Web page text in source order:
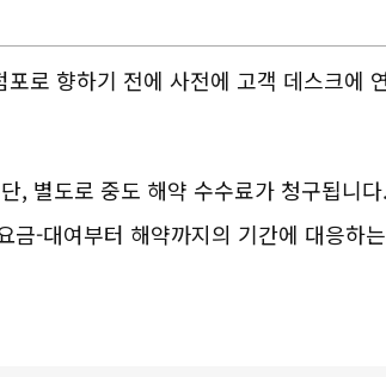
로 향하기 전에 사전에 고객 데스크에
, 별도로 중도 해약 수수료가 청구됩니다.
금-대여부터 해약까지의 기간에 대응하